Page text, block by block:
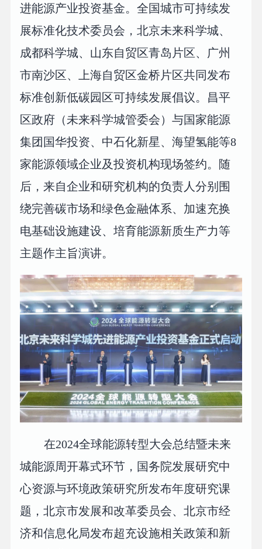
进能源产业投资基金。全国城市可持续发
展标准化技术委员会，北京未来科学城、
成都科学城、山东自贸区青岛片区、广州
市南沙区、上海自贸区金桥片区共同发布
标准创新低碳园区可持续发展倡议。昌平
区政府（未来科学城管委会）与国家能源
集团国华投资、中石化新星、海望氢能等8
家能源领域企业及投资机构现场签约。随
后，来自企业和研究机构的负责人分别围
绕完善碳市场和绿色金融体系、加速充换
电基础设施建设、培育能源新质生产力等
主题作主旨演讲。
在2024全球能源转型大会总结暨未来
城能源周开幕式环节，国务院发展研究中
心资源与环境政策研究所发布年度研究课
题，北京市发展和改革委员会、北京市经
济和信息化局发布超充设施相关政策和新